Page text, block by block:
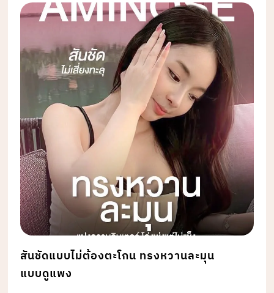
สันชัดแบบไม่ต้องตะโกน ทรงหวานละมุน
แบบดูแพง